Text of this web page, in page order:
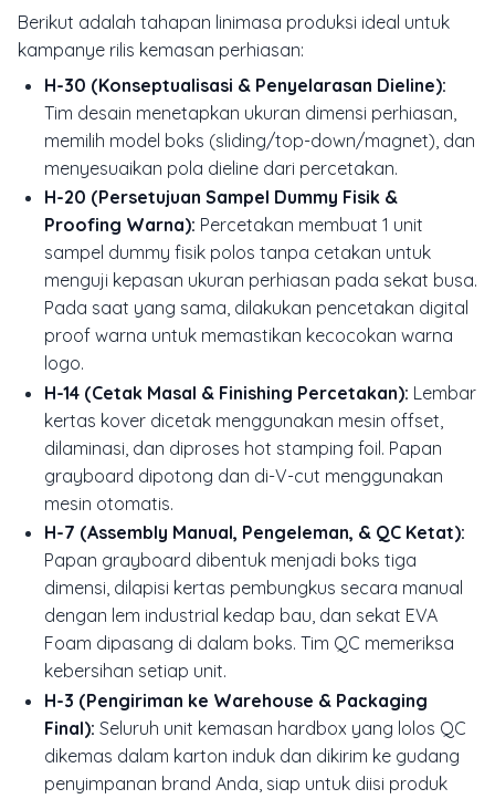
Berikut adalah tahapan linimasa produksi ideal untuk
kampanye rilis kemasan perhiasan:
H-30 (Konseptualisasi & Penyelarasan Dieline):
Tim desain menetapkan ukuran dimensi perhiasan,
memilih model boks (sliding/top-down/magnet), dan
menyesuaikan pola dieline dari percetakan.
H-20 (Persetujuan Sampel Dummy Fisik &
Proofing Warna): Percetakan membuat 1 unit
sampel dummy fisik polos tanpa cetakan untuk
menguji kepasan ukuran perhiasan pada sekat busa.
Pada saat yang sama, dilakukan pencetakan digital
proof warna untuk memastikan kecocokan warna
logo.
H-14 (Cetak Masal & Finishing Percetakan): Lembar
kertas kover dicetak menggunakan mesin offset,
dilaminasi, dan diproses hot stamping foil. Papan
grayboard dipotong dan di-V-cut menggunakan
mesin otomatis.
H-7 (Assembly Manual, Pengeleman, & QC Ketat):
Papan grayboard dibentuk menjadi boks tiga
dimensi, dilapisi kertas pembungkus secara manual
dengan lem industrial kedap bau, dan sekat EVA
Foam dipasang di dalam boks. Tim QC memeriksa
kebersihan setiap unit.
H-3 (Pengiriman ke Warehouse & Packaging
Final): Seluruh unit kemasan hardbox yang lolos QC
dikemas dalam karton induk dan dikirim ke gudang
penyimpanan brand Anda, siap untuk diisi produk